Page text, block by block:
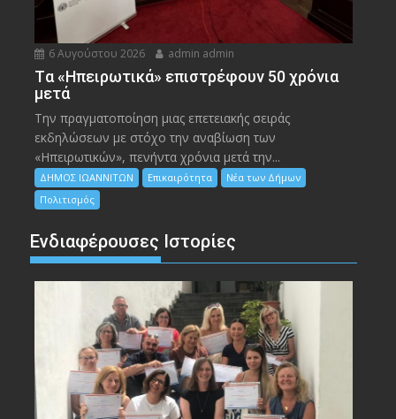
6 Αυγούστου 2026 admin admin
Tα «Ηπειρωτικά» επιστρέφουν 50 χρόνια
μετά
Την πραγματοποίηση μιας επετειακής σειράς
εκδηλώσεων με στόχο την αναβίωση των
«Ηπειρωτικών», πενήντα χρόνια μετά την...
ΔΗΜΟΣ ΙΩΑΝΝΙΤΩΝ Επικαιρότητα
Νέα των Δήμων
Πολιτισμός
Ενδιαφέρουσες Ιστορίες